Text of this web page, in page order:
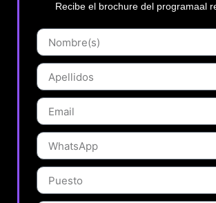
Recibe el brochure del programaal